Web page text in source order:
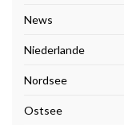
News
Niederlande
Nordsee
Ostsee